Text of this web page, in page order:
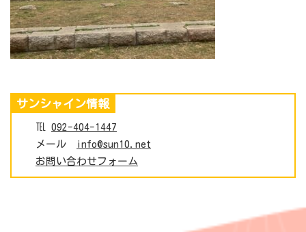
サンシャイン情報
℡ 092-404-1447
メール
info@sun10.net
お問い合わせフォーム